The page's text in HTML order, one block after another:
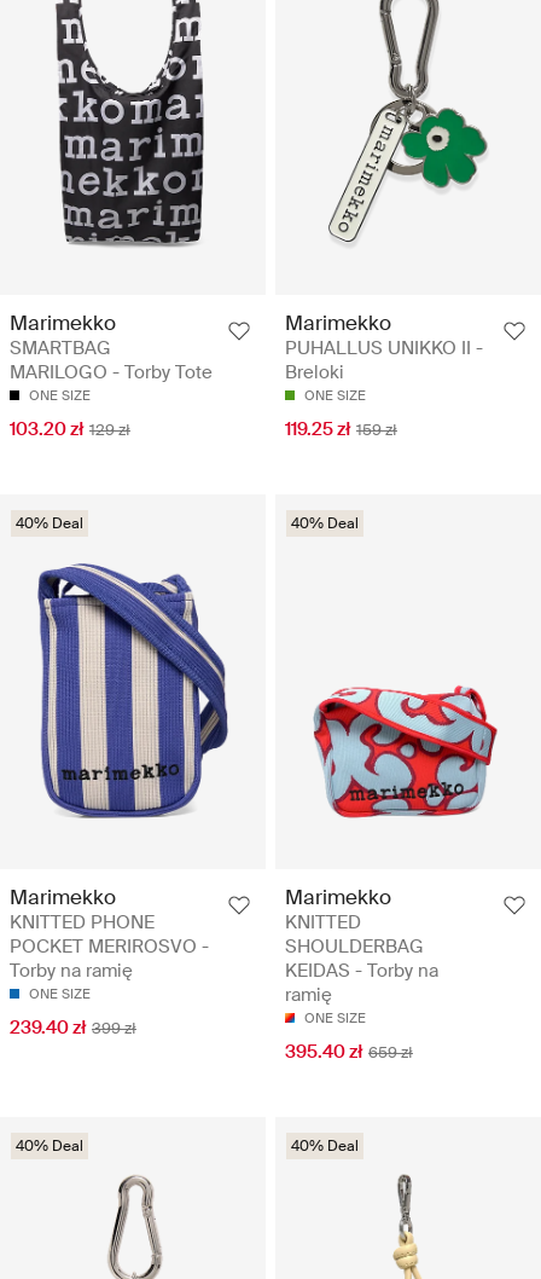
Marimekko
SMARTBAG
MARILOGO - Torby Tote
ONE SIZE
103.20 zł 129 zł
Marimekko
PUHALLUS UNIKKO II -
Breloki
ONE SIZE
119.25 zł 159 zł
40% Deal
Marimekko
KNITTED PHONE
POCKET MERIROSVO -
Torby na ramię
ONE SIZE
239.40 zł 399 zł
40% Deal
Marimekko
KNITTED
SHOULDERBAG
KEIDAS - Torby na
ramię
ONE SIZE
395.40 zł 659 zł
40% Deal 40% Deal